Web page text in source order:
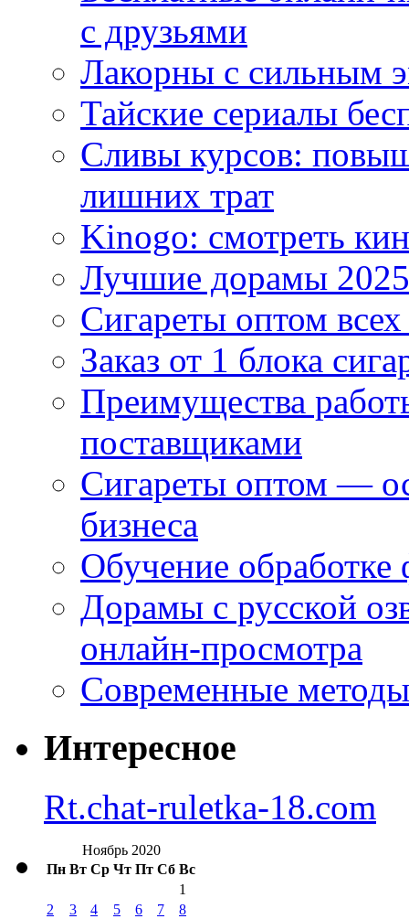
с друзьями
Лакорны с сильным
Тайские сериалы
Сливы курсов:
лишних трат
Kinogo: смотреть
Лучшие дорамы
Сигареты оптом
Заказ от 1 блока
Преимущества
поставщиками
Сигареты оптом —
бизнеса
Обучение
Дорамы с русской
онлайн-просмотра
Современные
Интересное
Rt.chat-ruletka-18.com
Ноябрь 2020
Пн Вт Ср Чт Пт Сб Вс
1
2
3 4 5 6 7
8